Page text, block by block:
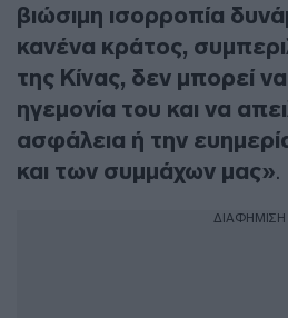
βιώσιμη ισορροπία
κανένα κράτος,
της Κίνας, δεν μπορεί
ηγεμονία του και να
ασφάλεια ή την
και των συμμάχων μας».
ΔΙΑΦΗΜΙΣΗ